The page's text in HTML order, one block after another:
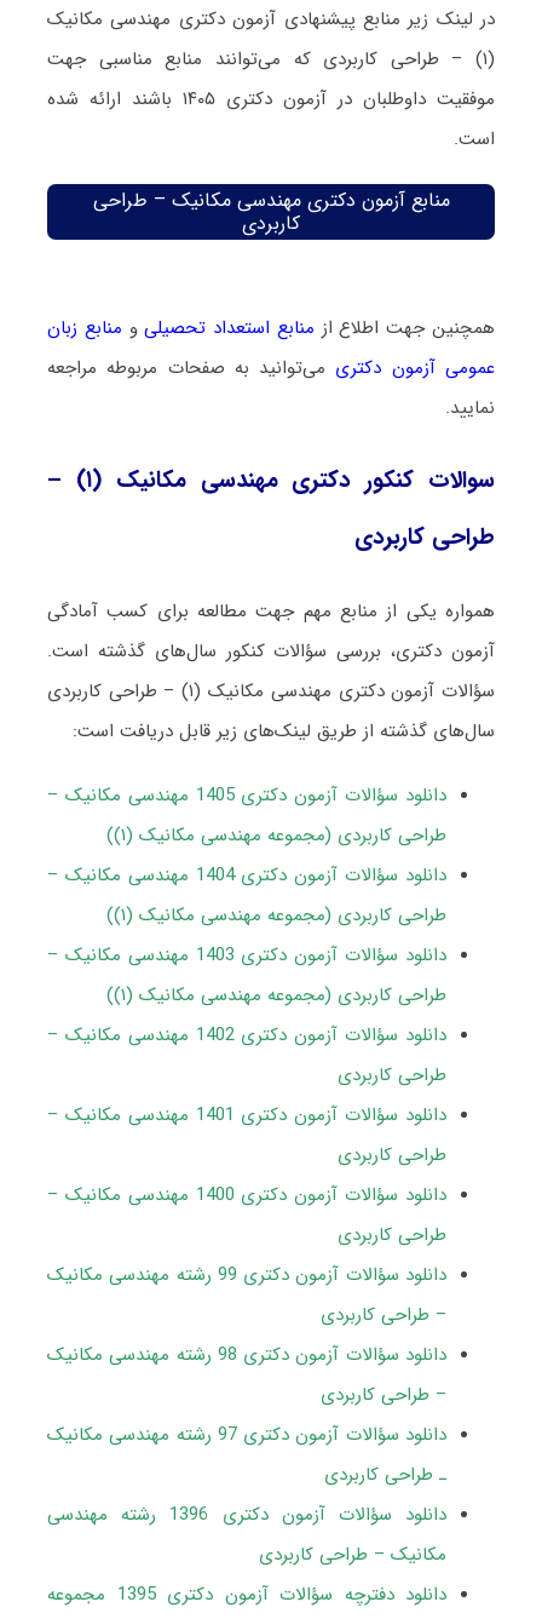
در لینک زیر منابع پیشنهادی آزمون دکتری مهندسی مکانیک
(۱) – طراحی کاربردی که می‌توانند منابع مناسبی جهت
موفقیت داوطلبان در آزمون دکتری ۱۴۰۵ باشند ارائه شده
است.
منابع آزمون دکتری مهندسی مکانیک – طراحی
کاربردی
همچنین جهت اطلاع از منابع استعداد تحصیلیو منابع زبان
عمومی آزمون دکتری می‌توانید به صفحات مربوطه مراجعه
نمایید.
سوالات کنکور دکتری مهندسی مکانیک (۱) –
طراحی کاربردی
همواره یکی از منابع مهم جهت مطالعه برای کسب آمادگی
آزمون دکتری، بررسی سؤالات کنکور سال‌های گذشته است.
سؤالات آزمون دکتری مهندسی مکانیک (۱) – طراحی کاربردی
سال‌های گذشته از طریق لینک‌های زیر قابل دریافت است:
دانلود سؤالات آزمون دکتری 1405 مهندسی مکانیک –
طراحی کاربردی (مجموعه مهندسی مکانیک (۱))
دانلود سؤالات آزمون دکتری 1404 مهندسی مکانیک –
طراحی کاربردی (مجموعه مهندسی مکانیک (۱))
دانلود سؤالات آزمون دکتری 1403 مهندسی مکانیک –
طراحی کاربردی (مجموعه مهندسی مکانیک (۱))
دانلود سؤالات آزمون دکتری 1402 مهندسی مکانیک –
طراحی کاربردی
دانلود سؤالات آزمون دکتری 1401 مهندسی مکانیک –
طراحی کاربردی
دانلود سؤالات آزمون دکتری 1400 مهندسی مکانیک –
طراحی کاربردی
دانلود سؤالات آزمون دکتری 99 رشته مهندسی مکانیک
– طراحی کاربردی
دانلود سؤالات آزمون دکتری 98 رشته مهندسی مکانیک
– طراحی کاربردی
دانلود سؤالات آزمون دکتری 97 رشته مهندسی مکانیک
ـ طراحی کاربردی
دانلود سؤالات آزمون دکتری 1396 رشته مهندسی
مکانیک – طراحی کاربردی
دانلود دفترچه سؤالات آزمون دکتری 1395 مجموعه